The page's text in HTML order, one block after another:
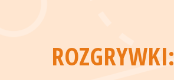
ROZGRYWKI: